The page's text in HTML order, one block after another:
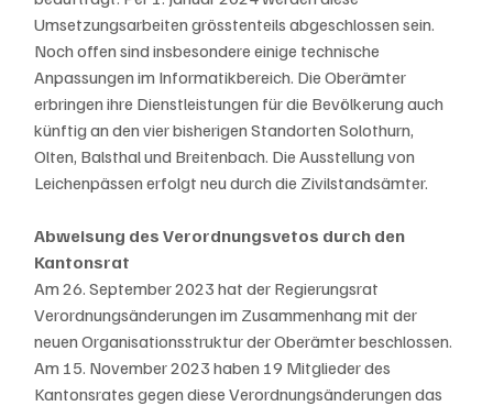
Umsetzungsarbeiten grösstenteils abgeschlossen sein.
Noch offen sind insbesondere einige technische
Anpassungen im Informatikbereich. Die Oberämter
erbringen ihre Dienstleistungen für die Bevölkerung auch
künftig an den vier bisherigen Standorten Solothurn,
Olten, Balsthal und Breitenbach. Die Ausstellung von
Leichenpässen erfolgt neu durch die Zivilstandsämter.
Abweisung des Verordnungsvetos durch den
Kantonsrat
Am 26. September 2023 hat der Regierungsrat
Verordnungsänderungen im Zusammenhang mit der
neuen Organisationsstruktur der Oberämter beschlossen.
Am 15. November 2023 haben 19 Mitglieder des
Kantonsrates gegen diese Verordnungsänderungen das